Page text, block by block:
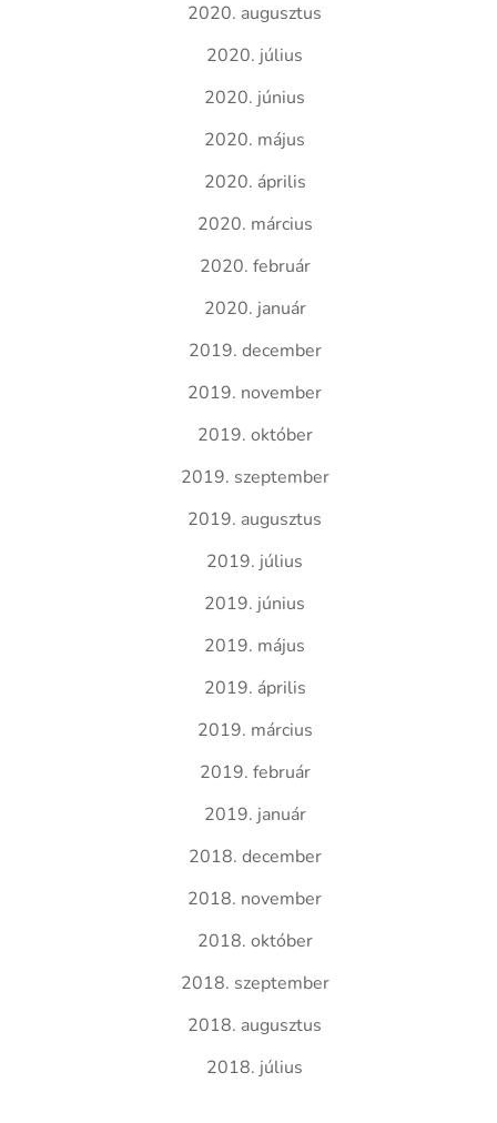
2020. augusztus
2020. július
2020. június
2020. május
2020. április
2020. március
2020. február
2020. január
2019. december
2019. november
2019. október
2019. szeptember
2019. augusztus
2019. július
2019. június
2019. május
2019. április
2019. március
2019. február
2019. január
2018. december
2018. november
2018. október
2018. szeptember
2018. augusztus
2018. július